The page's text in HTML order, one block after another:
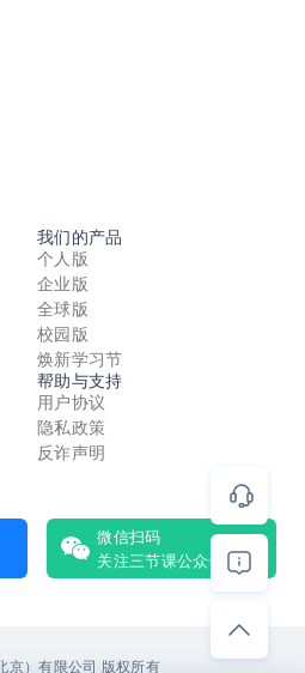
我们的产品
个人版
企业版
全球版
校园版
焕新学习节
帮助与支持
用户协议
隐私政策
反诈声明
微信扫码
关注三节课公众号
京）有限公司 版权所有